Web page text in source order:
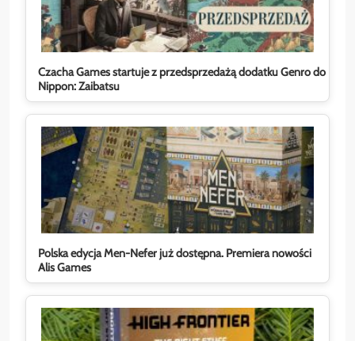
Czacha Games startuje z przedsprzedażą dodatku Genro do
Nippon: Zaibatsu
Polska edycja Men-Nefer już dostępna. Premiera nowości
Alis Games